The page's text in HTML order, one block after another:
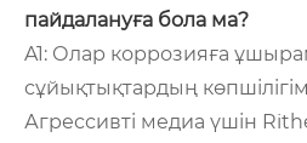
пайдалануға бола ма?
A1: Олар коррозияға
сұйықтықтардың
Агрессивті медиа үшін